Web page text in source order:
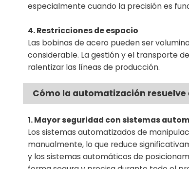
especialmente cuando la precisión es
4. Restricciones de espacio
Las bobinas de acero pueden ser
considerable. La gestión y el transporte
ralentizar las líneas de producción.
Cómo la automatización resuelve
1. Mayor seguridad con sistemas
Los sistemas automatizados de
manualmente, lo que reduce
y los sistemas automáticos de